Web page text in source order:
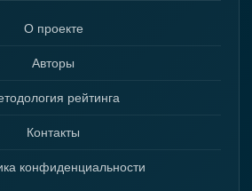
О проекте
Авторы
рейтинга
Контакты
конфиденциальности